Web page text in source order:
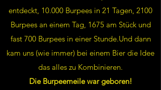
entdeckt, 10.000 Burpees in 21 Tagen, 2100
Burpees an einem Tag, 1675 am Stück und
fast 700 Burpees in einer Stunde.Und dann
kam uns (wie immer) bei einem Bier die Idee
das alles zu Kombinieren.
Die Burpeemeile war geboren!